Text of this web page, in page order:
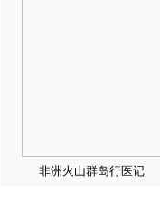
非洲火山群岛行医记